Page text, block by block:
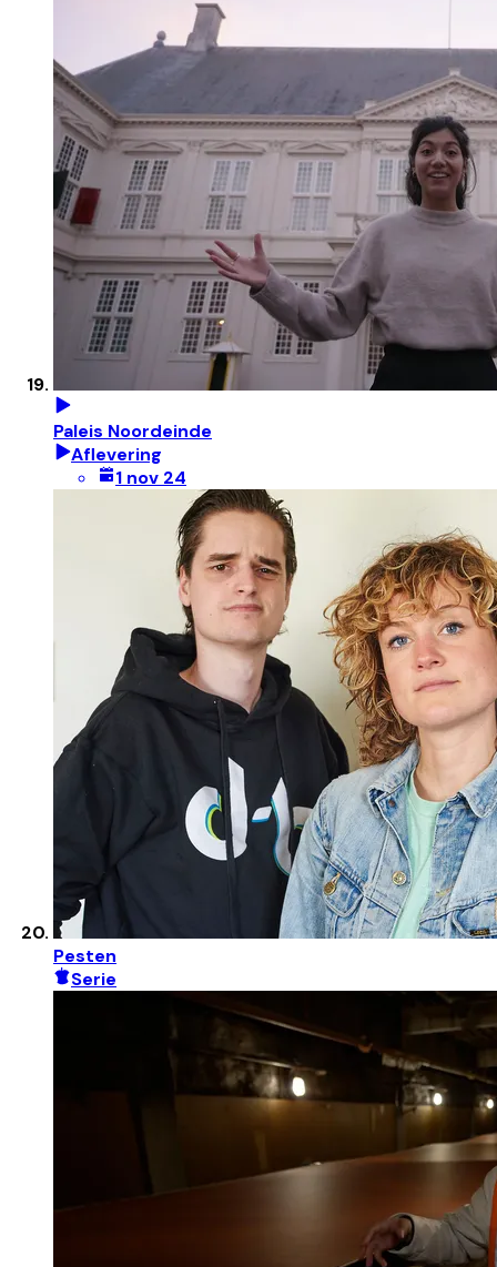
Paleis Noordeinde
Aflevering
1 nov 24
Pesten
Serie